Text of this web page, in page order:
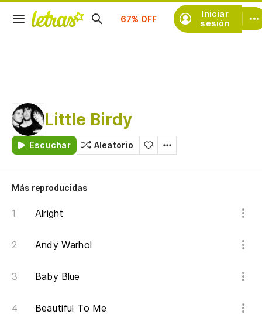
Iniciar
sesión
Suscríbete
Little Birdy
Escuchar Aleatorio
Más reproducidas
Alright
Andy Warhol
Baby Blue
Beautiful To Me